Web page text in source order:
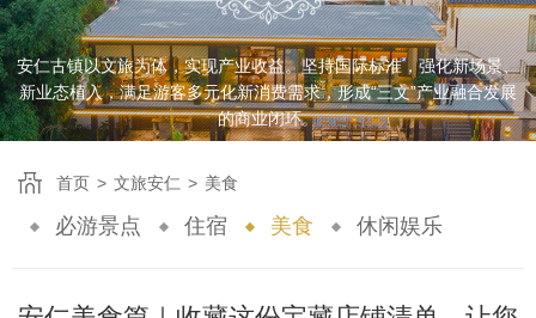
安仁古镇以文旅为体，实现产业收益。坚持国际标准，强化新场景、
新业态植入，满足游客多元化新消费需求，形成“三文”产业融合发展
的商业闭环。
必游景点 住宿 美食 休闲娱乐
首页 > 文旅安仁 > 美食